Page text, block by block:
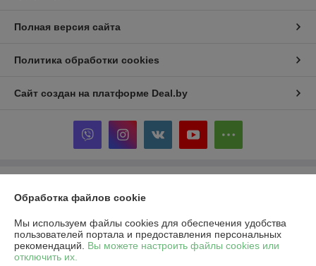
Полная версия сайта
Политика обработки cookies
Сайт создан на платформе Deal.by
РБ, 246007, г. Гомель, ул. Советская, 157А
Регистрационный номер ЕГР: 491051737
Обработка файлов cookie
Мы используем файлы cookies для обеспечения удобства
пользователей портала и предоставления персональных
рекомендаций. Вы можете настроить файлы cookies или
отключить их.